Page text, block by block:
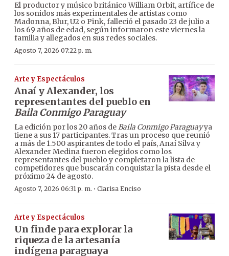
El productor y músico británico William Orbit, artífice de
los sonidos más experimentales de artistas como
Madonna, Blur, U2 o Pink, falleció el pasado 23 de julio a
los 69 años de edad, según informaron este viernes la
familia y allegados en sus redes sociales.
Agosto 7, 2026 07:22 p. m.
Arte y Espectáculos
Anaí y Alexander, los
representantes del pueblo en
Baila Conmigo Paraguay
La edición por los 20 años deBaila Conmigo Paraguayya
tiene a sus 17 participantes. Tras un proceso que reunió
a más de 1.500 aspirantes de todo el país, Anaí Silva y
Alexander Medina fueron elegidos como los
representantes del pueblo y completaron la lista de
competidores que buscarán conquistar la pista desde el
próximo 24 de agosto.
Agosto 7, 2026 06:31 p. m. · Clarisa Enciso
Arte y Espectáculos
Un finde para explorar la
riqueza de la artesanía
indígena paraguaya